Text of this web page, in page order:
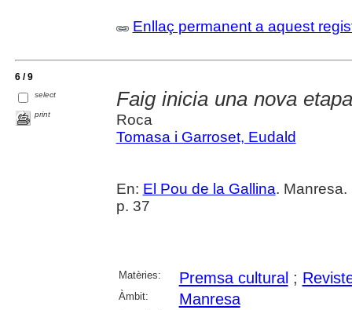
Enllaç permanent a aquest
6 / 9
select
print
Faig inicia una nova
Roca
Tomasa i Garroset, Eudald
En: El Pou de la Gallina. Manresa.
p. 37
Matèries: Premsa cultural;
Àmbit: Manresa